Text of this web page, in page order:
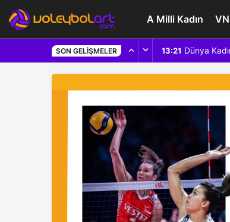
A Milli Kadın
SON GELIŞMELER 13:21 Dünya